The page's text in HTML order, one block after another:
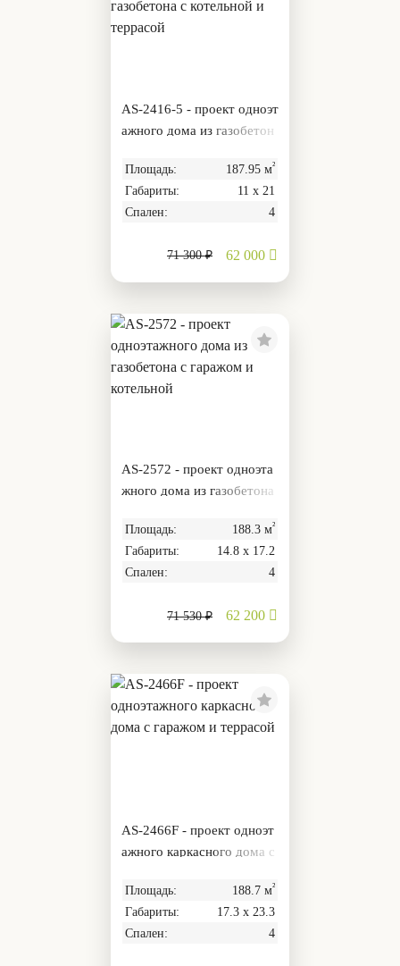
AS-2416-5 - проект одноэт
ажного дома из газобетон
Площадь: 187.95 м²
Габариты:
11 х 21
Спален:
4
71 300 ₽ 62 000
AS-2572 - проект одноэта
жного дома из газобетона
Площадь: 188.3 м²
Габариты:
14.8 х 17.2
Спален:
4
71 530 ₽ 62 200
AS-2466F - проект одноэт
ажного каркасного дома с
Площадь: 188.7 м²
Габариты:
17.3 х 23.3
Спален:
4